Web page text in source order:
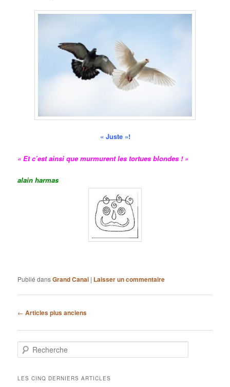
« Juste »!
« Et c’est ainsi que murmurent les tortues blondes ! »
alain harmas
Publié dansGrand Canal | Laisser un commentaire
Navigation
articles
← Articles plus anciens
e
hLES CINQ DERNIERS ARTICLES